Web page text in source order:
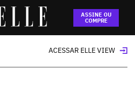
ASSINE OU
COMPRE
6 ideias de decoração de Natal que
ACESSAR ELLE VIEW